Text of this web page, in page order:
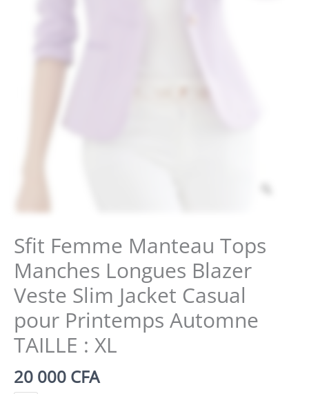
Sfit Femme Manteau Tops
Manches Longues Blazer
Veste Slim Jacket Casual
pour Printemps Automne
TAILLE : XL
20 000 CFA